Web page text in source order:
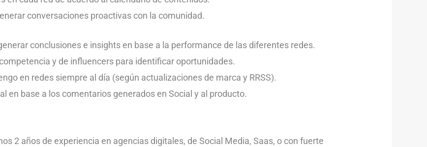
conversaciones proactivas con la comunidad.
conclusiones e insights en base a la performance de las diferentes redes.
y de influencers para identificar oportunidades.
en redes siempre al día (según actualizaciones de marca y RRSS).
en base a los comentarios generados en Social y al producto.
2 años de experiencia en agencias digitales, de Social Media, Saas, o con fuerte